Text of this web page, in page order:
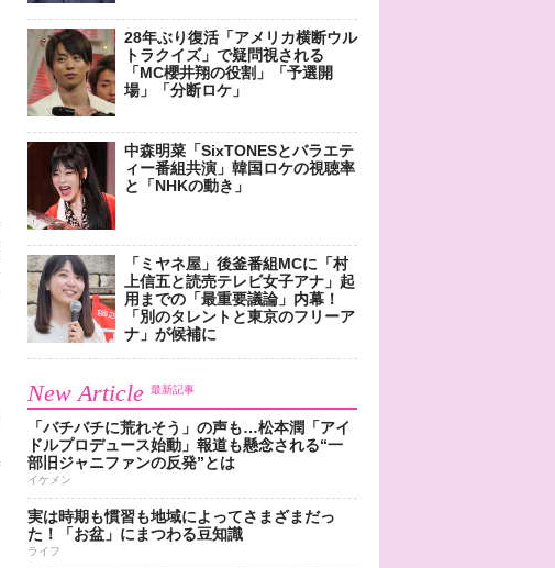
28年ぶり復活「アメリカ横断ウル
トラクイズ」で疑問視される
「MC櫻井翔の役割」「予選開
場」「分断ロケ」
中森明菜「SixTONESとバラエテ
ィー番組共演」韓国ロケの視聴率
と「NHKの動き」
「ミヤネ屋」後釜番組MCに「村
上信五と読売テレビ女子アナ」起
用までの「最重要議論」内幕！
「別のタレントと東京のフリーア
ナ」が候補に
New Article 最新記事
「バチバチに荒れそう」の声も…松本潤「アイ
ドルプロデュース始動」報道も懸念される“一
部旧ジャニファンの反発”とは
イケメン
実は時期も慣習も地域によってさまざまだっ
た！「お盆」にまつわる豆知識
ライフ